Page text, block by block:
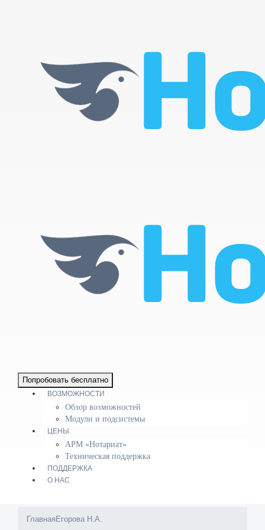
Попробовать бесплатно
ВОЗМОЖНОСТИ
Обзор возможностей
Модули и подсистемы
ЦЕНЫ
АРМ «Нотариат»
Техническая поддержка
ПОДДЕРЖКА
О НАС
Главная Егорова Н.А.